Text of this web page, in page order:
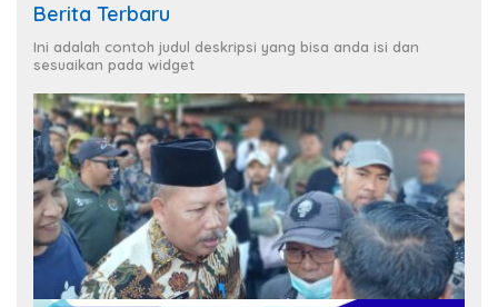
Berita Terbaru
Ini adalah contoh judul deskripsi yang bisa anda isi dan
sesuaikan pada widget